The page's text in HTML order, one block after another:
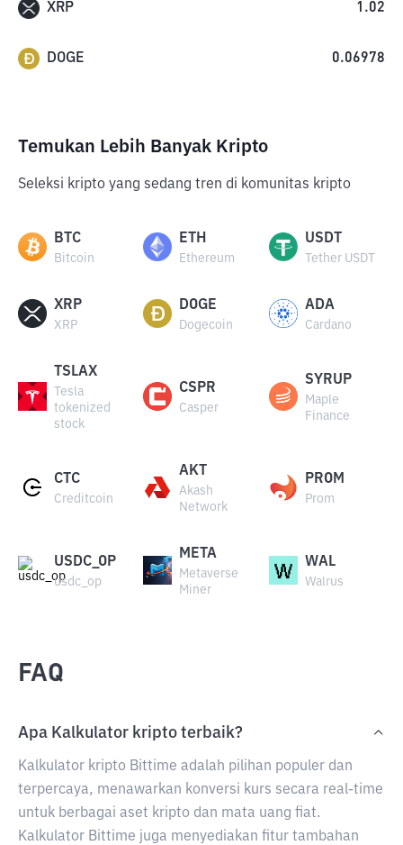
XRP 1.02
DOGE 0.06978
Temukan Lebih Banyak Kripto
Seleksi kripto yang sedang tren di komunitas kripto
BTC
Bitcoin
ETH
Ethereum
USDT
Tether USDT
XRP
XRP
DOGE
Dogecoin
ADA
Cardano
TSLAX
Tesla
tokenized
stock
CSPR
Casper
SYRUP
Maple
Finance
CTC
Creditcoin
AKT
Akash
Network
PROM
Prom
USDC_OP
usdc_op
META
Metaverse
Miner
WAL
Walrus
FAQ
Apa Kalkulator kripto terbaik?
Kalkulator kripto Bittime adalah pilihan populer dan
terpercaya, menawarkan konversi kurs secara real-time
untuk berbagai aset kripto dan mata uang fiat.
Kalkulator Bittime juga menyediakan fitur tambahan